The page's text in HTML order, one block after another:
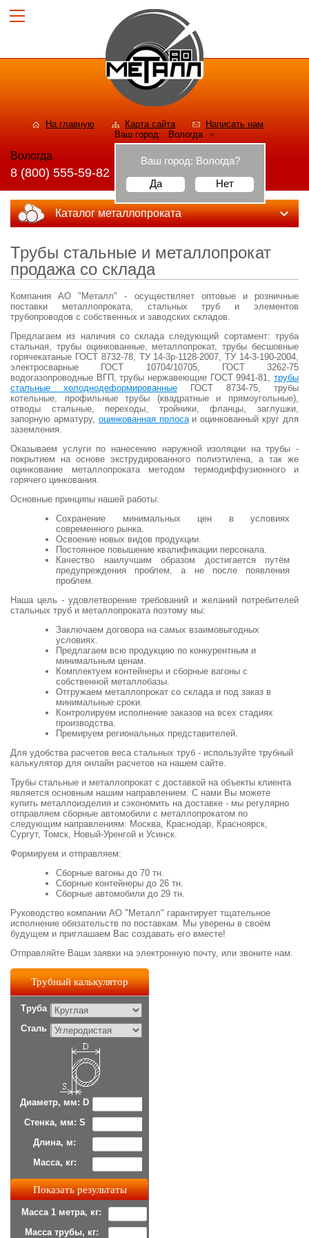
На главную Карта сайта
Написать нам
Ваш город:
Вологда
Ваш город: Вологда?
Да
Нет
Вологда
8 (800) 555-59-82
Каталог металлопроката
Трубы стальные и металлопрокат
продажа со склада
Компания АО "Металл" - осуществляет оптовые и розничные
поставки металлопроката, стальных труб и элементов
трубопроводов с собственных и заводских складов.
Предлагаем из наличия со склада следующий сортамент: труба
стальная, трубы оцинкованные, металлопрокат, трубы бесшовные
горячекатаные ГОСТ 8732-78, ТУ 14-3р-1128-2007, ТУ 14-3-190-2004,
электросварные ГОСТ 10704/10705, ГОСТ 3262-75
водогазопроводные ВГП, трубы нержавеющие ГОСТ 9941-81, трубы
стальные холоднодеформированные ГОСТ 8734-75, трубы
котельные, профильные трубы (квадратные и прямоугольные),
отводы стальные, переходы, тройники, фланцы, заглушки,
запорную арматуру, оцинкованная полосаи оцинкованный круг для
заземления.
Оказываем услуги по нанесению наружной изоляции на трубы -
покрытием на основе экструдированного полиэтилена, а так же
оцинкование металлопроката методом термодиффузионного и
горячего цинкования.
Основные принципы нашей работы:
Сохранение минимальных цен в условиях
современного рынка.
Освоение новых видов продукции.
Постоянное повышение квалификации персонала.
Качество наилучшим образом достигается путём
предупреждения проблем, а не после появления
проблем.
Наша цель - удовлетворение требований и желаний потребителей
стальных труб и металлопроката поэтому мы:
Заключаем договора на самых взаимовыгодных
условиях.
Предлагаем всю продукцию по конкурентным и
минимальным ценам.
Комплектуем контейнеры и сборные вагоны с
собственной металлобазы.
Отгружаем металлопрокат со склада и под заказ в
минимальные сроки.
Контролируем исполнение заказов на всех стадиях
производства.
Премируем региональных представителей.
Для удобства расчетов веса стальных труб - используйте трубный
калькулятор для онлайн расчетов на нашем сайте.
Трубы стальные и металлопрокат с доставкой на объекты клиента
является основным нашим направлением. С нами Вы можете
купить металлоизделия и сэкономить на доставке - мы регулярно
отправляем сборные автомобили с металлопрокатом по
следующим направлениям: Москва, Краснодар, Красноярск,
Сургут, Томск, Новый-Уренгой и Усинск.
Формируем и отправляем:
Сборные вагоны до 70 тн.
Сборные контейнеры до 26 тн.
Сборные автомобили до 29 тн.
Руководство компании АО "Металл" гарантирует тщательное
исполнение обязательств по поставкам. Мы уверены в своём
будущем и приглашаем Вас создавать его вместе!
Отправляйте Ваши заявки на электронную почту, или звоните нам.
Трубный калькулятор
Труба
Сталь
Диаметр, мм: D
Стенка, мм: S
Длина, м:
Масса, кг:
Масса 1 метра, кг:
Масса трубы, кг: